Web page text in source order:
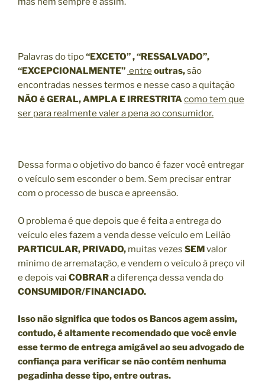
Palavras do tipo“EXCETO” , “RESSALVADO”,
“EXCEPCIONALMENTE” entre outras,são
encontradas nesses termos e nesse caso a quitação
NÃO é GERAL, AMPLA E IRRESTRITAcomo tem que
ser para realmente valer a pena ao consumidor.
Dessa forma o objetivo do banco é fazer você entregar
o veículo sem esconder o bem. Sem precisar entrar
com o processo de busca e apreensão.
O problema é que depois que é feita a entrega do
veículo eles fazem a venda desse veículo em Leilão
PARTICULAR, PRIVADO, muitas vezes SEMvalor
mínimo de arrematação, e vendem o veículo à preço vil
e depois vai COBRARa diferença dessa venda do
CONSUMIDOR/FINANCIADO.
Isso não significa que todos os Bancos agem assim,
contudo, é altamente recomendado que você envie
esse termo de entrega amigável ao seu advogado de
confiança para verificar se não contém nenhuma
pegadinha desse tipo, entre outras.